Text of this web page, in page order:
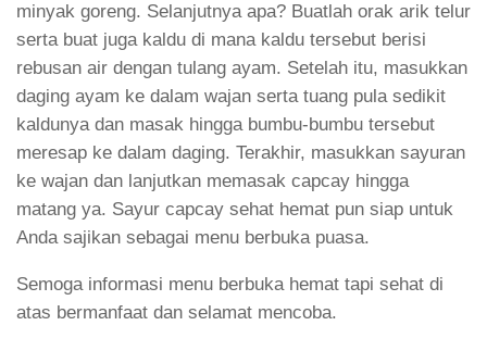
minyak goreng. Selanjutnya apa? Buatlah orak arik telur
serta buat juga kaldu di mana kaldu tersebut berisi
rebusan air dengan tulang ayam. Setelah itu, masukkan
daging ayam ke dalam wajan serta tuang pula sedikit
kaldunya dan masak hingga bumbu-bumbu tersebut
meresap ke dalam daging. Terakhir, masukkan sayuran
ke wajan dan lanjutkan memasak capcay hingga
matang ya. Sayur capcay sehat hemat pun siap untuk
Anda sajikan sebagai menu berbuka puasa.
Semoga informasi menu berbuka hemat tapi sehat di
atas bermanfaat dan selamat mencoba.